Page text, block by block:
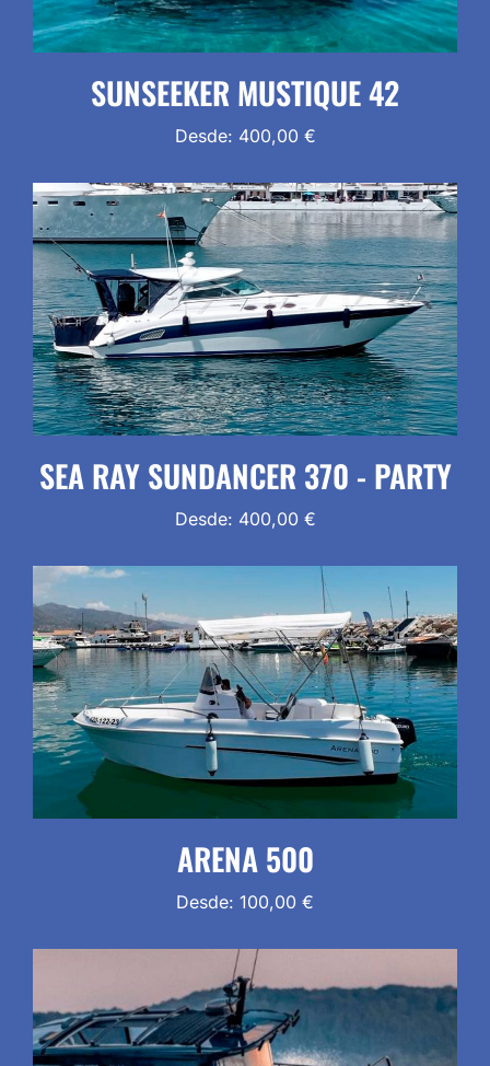
SUNSEEKER MUSTIQUE 42
Desde: 400,00 €
SEA RAY SUNDANCER 370 - PARTY
Desde: 400,00 €
ARENA 500
Desde: 100,00 €